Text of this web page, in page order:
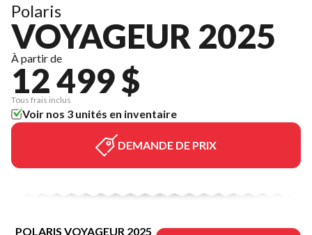
Polaris
VOYAGEUR 2025
À partir de
12 499 $
Tous frais inclus
Voir nos 3 unités en inventaire
DEMANDE DE PRIX
POLARIS VOYAGEUR 2025